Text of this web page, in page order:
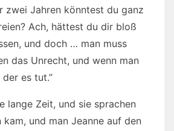
zwei Jahren könntest du ganz
Ach, hättest du dir bloß
und doch … man muss
das Unrecht, und wenn man
es tut.”
lange Zeit, und sie sprachen
und man Jeanne auf den